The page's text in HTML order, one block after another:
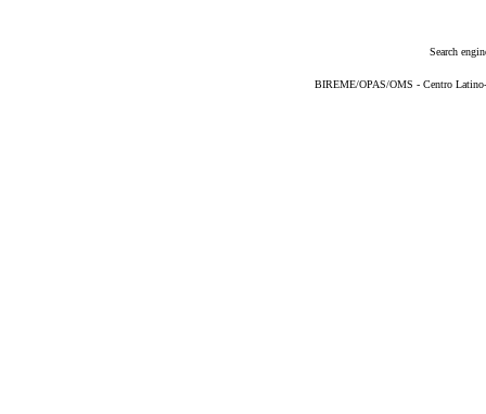
Search
BIREME/OPAS/OMS - Centro Latino-